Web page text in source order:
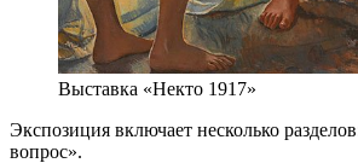
Выставка «Некто 1917»
Экспозиция включает несколько
вопрос».